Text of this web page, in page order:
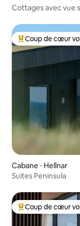
Cottages avec vue
Coups de cœur
Coup de cœur
Cabane ⋅ Hellnar
Suites Peninsula
Coups de cœur
Coup de cœur